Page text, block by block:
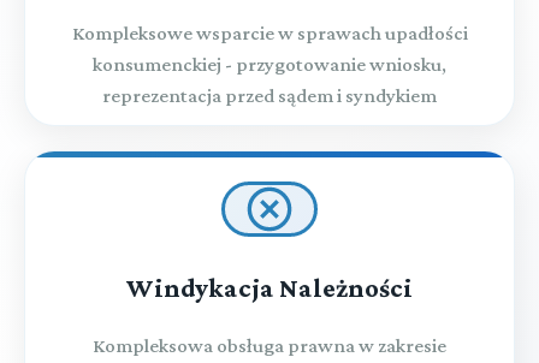
Kompleksowe wsparcie w sprawach upadłości
konsumenckiej - przygotowanie wniosku,
reprezentacja przed sądem i syndykiem
Windykacja Należności
Kompleksowa obsługa prawna w zakresie